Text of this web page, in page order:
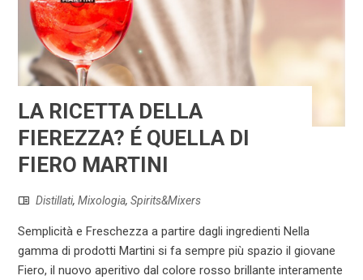
LA RICETTA DELLA
FIEREZZA? É QUELLA DI
FIERO MARTINI
Distillati,Mixologia,Spirits&Mixers
Semplicità e Freschezza a partire dagli ingredienti Nella
gamma di prodotti Martini si fa sempre più spazio il giovane
Fiero, il nuovo aperitivo dal colore rosso brillante interamente